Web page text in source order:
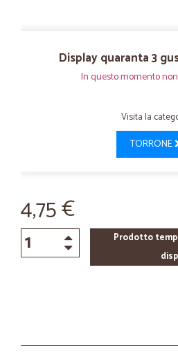
Display quaranta 3
In questo momento
Visita la
TORRONE
4,75 €
Prodotto